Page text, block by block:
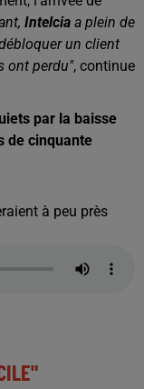
Intelcia a plein de
un client
ont perdu", continue
par la baisse
de cinquante
à peu près